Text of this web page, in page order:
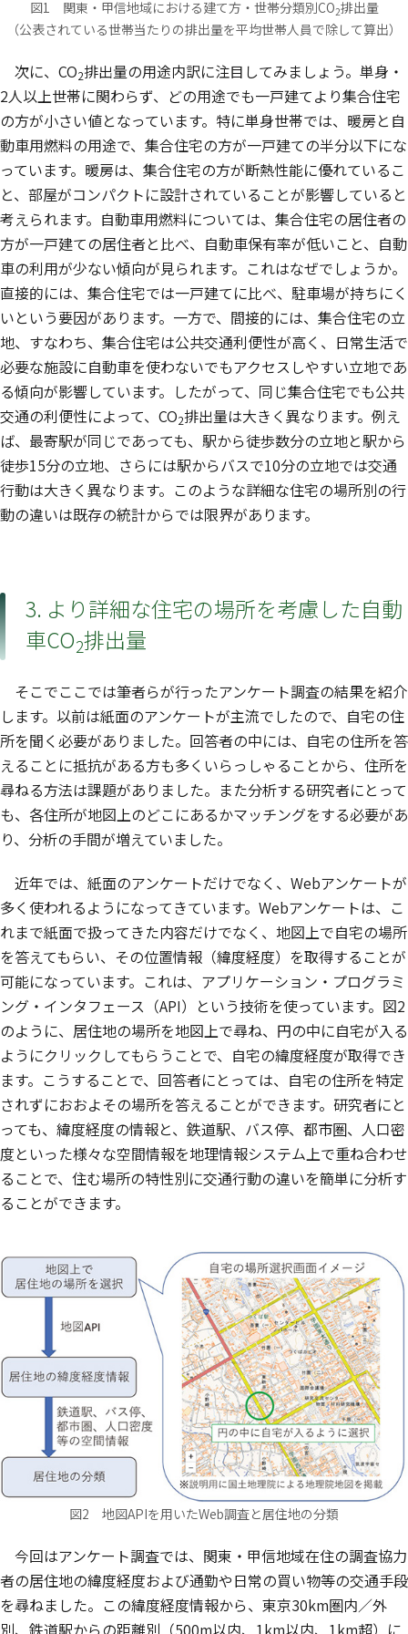
図1 関東・甲信地域における建て方・世帯分類別CO2排出量
（公表されている世帯当たりの排出量を平均世帯人員で除して算出）
次に、CO2排出量の用途内訳に注目してみましょう。単身・
2人以上世帯に関わらず、どの用途でも一戸建てより集合住宅
の方が小さい値となっています。特に単身世帯では、暖房と自
動車用燃料の用途で、集合住宅の方が一戸建ての半分以下にな
っています。暖房は、集合住宅の方が断熱性能に優れているこ
と、部屋がコンパクトに設計されていることが影響していると
考えられます。自動車用燃料については、集合住宅の居住者の
方が一戸建ての居住者と比べ、自動車保有率が低いこと、自動
車の利用が少ない傾向が見られます。これはなぜでしょうか。
直接的には、集合住宅では一戸建てに比べ、駐車場が持ちにく
いという要因があります。一方で、間接的には、集合住宅の立
地、すなわち、集合住宅は公共交通利便性が高く、日常生活で
必要な施設に自動車を使わないでもアクセスしやすい立地であ
る傾向が影響しています。したがって、同じ集合住宅でも公共
交通の利便性によって、CO2排出量は大きく異なります。例え
ば、最寄駅が同じであっても、駅から徒歩数分の立地と駅から
徒歩15分の立地、さらには駅からバスで10分の立地では交通
行動は大きく異なります。このような詳細な住宅の場所別の行
動の違いは既存の統計からでは限界があります。
3. より詳細な住宅の場所を考慮した自動
車CO2排出量
そこでここでは筆者らが行ったアンケート調査の結果を紹介
します。以前は紙面のアンケートが主流でしたので、自宅の住
所を聞く必要がありました。回答者の中には、自宅の住所を答
えることに抵抗がある方も多くいらっしゃることから、住所を
尋ねる方法は課題がありました。また分析する研究者にとって
も、各住所が地図上のどこにあるかマッチングをする必要があ
り、分析の手間が増えていました。
近年では、紙面のアンケートだけでなく、Webアンケートが
多く使われるようになってきています。Webアンケートは、こ
れまで紙面で扱ってきた内容だけでなく、地図上で自宅の場所
を答えてもらい、その位置情報（緯度経度）を取得することが
可能になっています。これは、アプリケーション・プログラミ
ング・インタフェース（API）という技術を使っています。図2
のように、居住地の場所を地図上で尋ね、円の中に自宅が入る
ようにクリックしてもらうことで、自宅の緯度経度が取得でき
ます。こうすることで、回答者にとっては、自宅の住所を特定
されずにおおよその場所を答えることができます。研究者にと
っても、緯度経度の情報と、鉄道駅、バス停、都市圏、人口密
度といった様々な空間情報を地理情報システム上で重ね合わせ
ることで、住む場所の特性別に交通行動の違いを簡単に分析す
ることができます。
図2 地図APIを用いたWeb調査と居住地の分類
今回はアンケート調査では、関東・甲信地域在住の調査協力
者の居住地の緯度経度および通勤や日常の買い物等の交通手段
を尋ねました。この緯度経度情報から、東京30km圏内／外